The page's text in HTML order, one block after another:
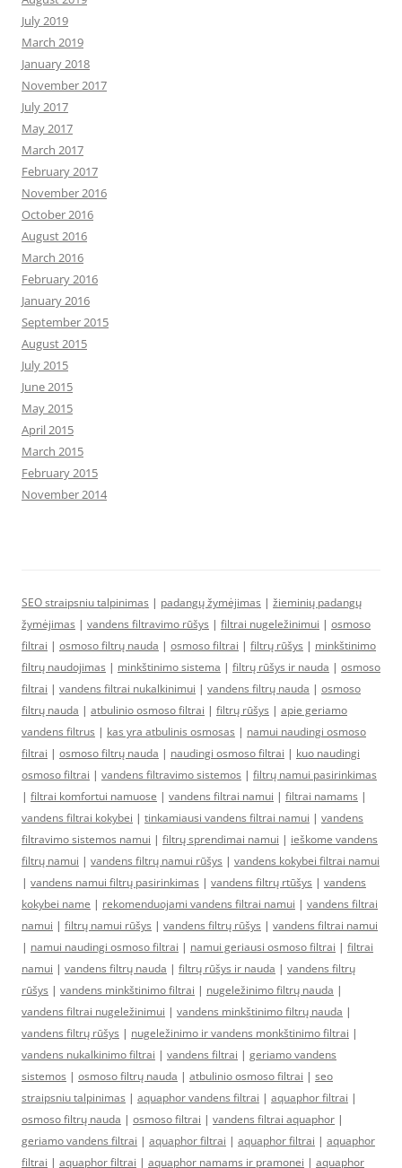
July 2019
March 2019
January 2018
November 2017
July 2017
May 2017
March 2017
February 2017
November 2016
October 2016
August 2016
March 2016
February 2016
January 2016
September 2015
August 2015
July 2015
June 2015
May 2015
April 2015
March 2015
February 2015
November 2014
SEO straipsniu talpinimas | padangų žymėjimas | žieminių padangų
žymėjimas | vandens filtravimo rūšys | filtrai nugeležinimui | osmoso
filtrai | osmoso filtrų nauda | osmoso filtrai | filtrų rūšys | minkštinimo
filtrų naudojimas | minkštinimo sistema | filtrų rūšys ir nauda | osmoso
filtrai | vandens filtrai nukalkinimui | vandens filtrų nauda | osmoso
filtrų nauda | atbulinio osmoso filtrai | filtrų rūšys | apie geriamo
vandens filtrus | kas yra atbulinis osmosas | namui naudingi osmoso
filtrai | osmoso filtrų nauda | naudingi osmoso filtrai | kuo naudingi
osmoso filtrai | vandens filtravimo sistemos | filtrų namui pasirinkimas
| filtrai komfortui namuose | vandens filtrai namui | filtrai namams |
vandens filtrai kokybei | tinkamiausi vandens filtrai namui | vandens
filtravimo sistemos namui | filtrų sprendimai namui | ieškome vandens
filtrų namui | vandens filtrų namui rūšys | vandens kokybei filtrai namui
| vandens namui filtrų pasirinkimas | vandens filtrų rtūšys | vandens
kokybei name | rekomenduojami vandens filtrai namui | vandens filtrai
namui | filtrų namui rūšys | vandens filtrų rūšys | vandens filtrai namui
| namui naudingi osmoso filtrai | namui geriausi osmoso filtrai | filtrai
namui | vandens filtrų nauda | filtrų rūšys ir nauda | vandens filtrų
rūšys | vandens minkštinimo filtrai | nugeležinimo filtrų nauda |
vandens filtrai nugeležinimui | vandens minkštinimo filtrų nauda |
vandens filtrų rūšys | nugeležinimo ir vandens monkštinimo filtrai |
vandens nukalkinimo filtrai | vandens filtrai | geriamo vandens
sistemos | osmoso filtrų nauda | atbulinio osmoso filtrai | seo
straipsniu talpinimas | aquaphor vandens filtrai | aquaphor filtrai |
osmoso filtrų nauda | osmoso filtrai | vandens filtrai aquaphor |
geriamo vandens filtrai | aquaphor filtrai | aquaphor filtrai | aquaphor
filtrai | aquaphor filtrai | aquaphor namams ir pramonei | aquaphor